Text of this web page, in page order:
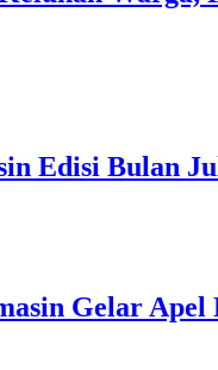
Edisi Bulan
Gelar